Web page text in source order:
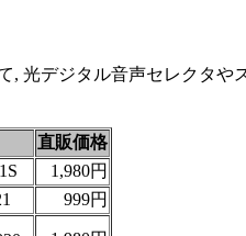
, 光デジタル音声セレクタや
直販価格
1,980円
999円